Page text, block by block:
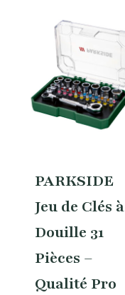
PARKSIDE
Jeu de Clés à
Douille 31
Pièces –
Qualité Pro